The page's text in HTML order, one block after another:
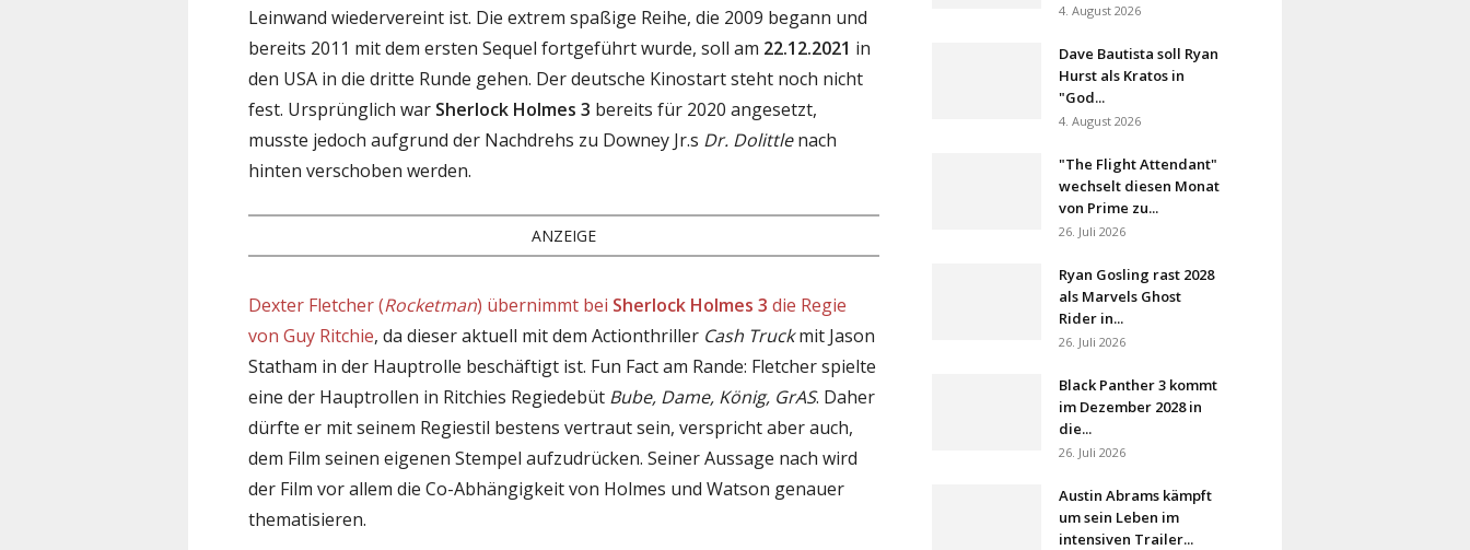
Leinwand wiedervereint ist. Die extrem spaßige Reihe, die 2009 begann und
bereits 2011 mit dem ersten Sequel fortgeführt wurde, soll am 22.12.2021 in
den USA in die dritte Runde gehen. Der deutsche Kinostart steht noch nicht
fest. Ursprünglich war Sherlock Holmes 3 bereits für 2020 angesetzt,
musste jedoch aufgrund der Nachdrehs zu Downey Jr.s Dr. Dolittlenach
hinten verschoben werden.
ANZEIGE
Dexter Fletcher (Rocketman) übernimmt bei Sherlock Holmes 3 die Regie
von Guy Ritchie, da dieser aktuell mit dem Actionthriller Cash Truckmit Jason
Statham in der Hauptrolle beschäftigt ist. Fun Fact am Rande: Fletcher spielte
eine der Hauptrollen in Ritchies Regiedebüt Bube, Dame, König, GrAS. Daher
dürfte er mit seinem Regiestil bestens vertraut sein, verspricht aber auch,
dem Film seinen eigenen Stempel aufzudrücken. Seiner Aussage nach wird
der Film vor allem die Co-Abhängigkeit von Holmes und Watson genauer
thematisieren.
4. August 2026
Dave Bautista soll Ryan
Hurst als Kratos in
"God...
4. August 2026
"The Flight Attendant"
wechselt diesen Monat
von Prime zu...
26. Juli 2026
Ryan Gosling rast 2028
als Marvels Ghost
Rider in...
26. Juli 2026
Black Panther 3 kommt
im Dezember 2028 in
die...
26. Juli 2026
Austin Abrams kämpft
um sein Leben im
intensiven Trailer...